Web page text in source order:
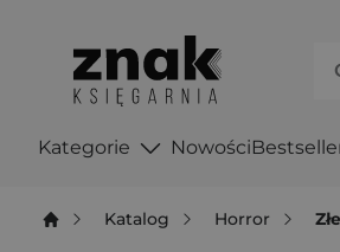
Kategorie Nowości
Katalog Horror